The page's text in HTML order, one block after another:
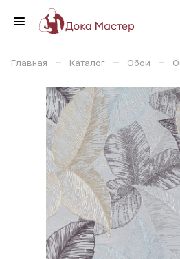
Главная – Каталог – Обои –